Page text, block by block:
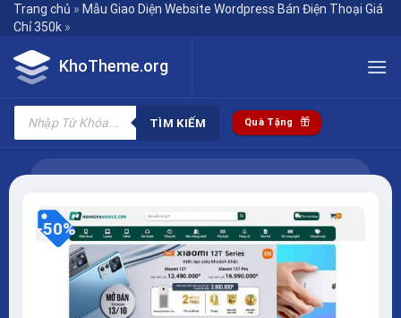
Skip
content
Trang chủ » Mẫu Giao Diện Website Wordpress Bán Điện Thoại Giá
Chỉ 350k »
KhoTheme.org
Tìm
kiếm
phẩm
TÌM KIẾM Quà Tặng
-50%